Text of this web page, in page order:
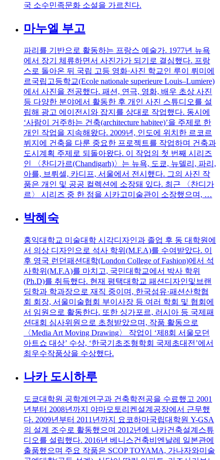
국 소수민족문화 소설을 가르친다.
마누엘 부고
파리를 기반으로 활동하는 프랑스 예술가. 1977년 뉴욕
에서 장기 체류하면서 사진가가 되기로 결심했다. 프랑
스로 돌아온 뒤 국립 고등 영화·사진 학교인 루이 뤼미에
르국립고등학교(Ecole nationale superieure Louis–Lumiere)
에서 사진을 전공했다. 패션, 연극, 영화, 배우 초상 사진
등 다양한 분야에서 활동한 후 개인 사진 스튜디오를 설
립해 광고 에이전시와 잡지를 상대로 작업했다. 동시에
‘사람이 거주하는 건축(architecture habitee)’을 주제로 한
개인 작업을 지속해왔다. 2009년, 인도에 위치한 르코르
뷔지에 건축을 다룬 중요한 프로젝트를 작업하며 건축과
도시계획 주제로 되돌아왔다. 이 작업의 첫 번째 시리즈
인 〈찬디가르(Chandigarh)〉는 뉴욕, 도쿄, 뉴델리, 파리,
아를, 브뤼셀, 카디프, 서울에서 전시했다. 그의 사진 작
품은 개인 및 공공 컬렉션에 소장돼 있다. 최근 〈찬디가
르〉 시리즈 중 한 점을 시카고미술관이 소장했으며, …
박혜숙
홍익대학교 미술대학 시각디자인과 졸업 후 동 대학원에
서 의상 디자인으로 석사 학위(M.F.A)를 수여받았다. 이
후 영국 런던패션대학(London College of Fashion)에서 석
사학위(M.F.A)를 마치고, 국민대학교에서 박사 학위
(Ph.D)를 취득했다. 현재 평택대학교 패션디자인및브랜
딩학과 학과장으로 재직 중이며, 한국섬유·패션산학협
회 회장, 서울미술협회 부이사장 등 여러 학회 및 협회에
서 임원으로 활동한다. 또한 싱가포르, 러시아 등 국제패
션대회 심사위원으로 초청받았으며, 작품 활동으로
〈Media Art Moving Drawing〉 작업이 ‘제8회 서울모던
아트쇼 대상’ 수상, ‘한국기초조형학회 국제초대전’에서
최우수작품상을 수상했다.
나카 도시하루
도쿄대학원 공학계연구과 건축학전공을 수료했고 2001
년부터 2008년까지 야마모토리켄설계공장에서 근무했
다. 2009년부터 2011년까지 요코하마국립대학원 Y-GSA
의 설계 조수로 활동했으며 2012년에 나카건축설계스튜
디오를 설립했다. 2016년 베니스건축비엔날레 일본관에
출품했으며 주요 작품은 SCOP TOYAMA, 가나자와미술